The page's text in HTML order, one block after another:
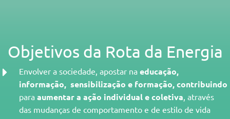
Objetivos da Rota da Energia
Envolver a sociedade, apostar na educação,
informação, sensibilização e formação, contribuindo
para aumentar a ação individual e coletiva , através
das mudanças de comportamento e de estilo de vida